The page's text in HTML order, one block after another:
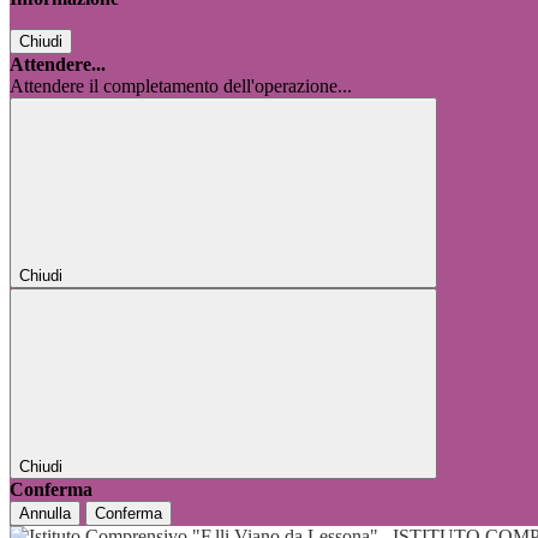
Chiudi
Attendere...
Attendere il completamento dell'operazione...
Chiudi
Chiudi
Conferma
Annulla Conferma